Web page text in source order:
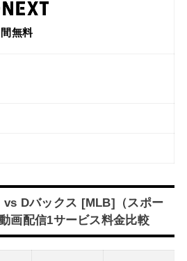
無料
vs Dバックス [MLB]（スポー
画配信1サービス料金比較